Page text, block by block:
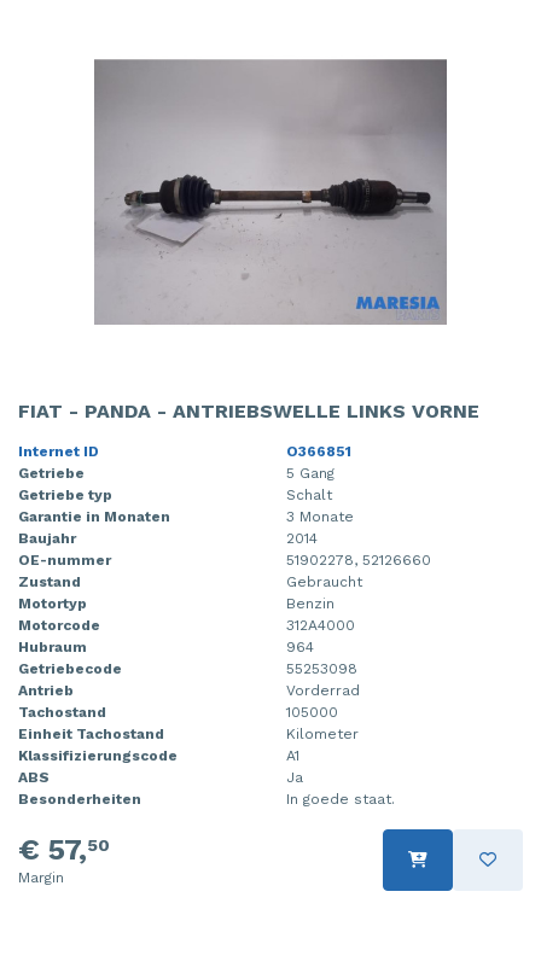
FIAT - PANDA - ANTRIEBSWELLE LINKS VORNE
Internet ID
O366851
Getriebe
5 Gang
Getriebe typ
Schalt
Garantie in Monaten
3 Monate
Baujahr
2014
OE-nummer
51902278, 52126660
Zustand
Gebraucht
Motortyp
Benzin
Motorcode
312A4000
Hubraum
964
Getriebecode
55253098
Antrieb
Vorderrad
Tachostand
105000
Einheit Tachostand
Kilometer
Klassifizierungscode
A1
ABS
Ja
Besonderheiten
In goede staat.
€ 57,50
Margin